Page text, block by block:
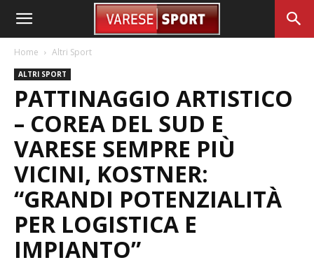
Home Altri Sport
ALTRI SPORT
PATTINAGGIO ARTISTICO
– COREA DEL SUD E
VARESE SEMPRE PIÙ
VICINI, KOSTNER:
“GRANDI POTENZIALITÀ
PER LOGISTICA E
IMPIANTO”